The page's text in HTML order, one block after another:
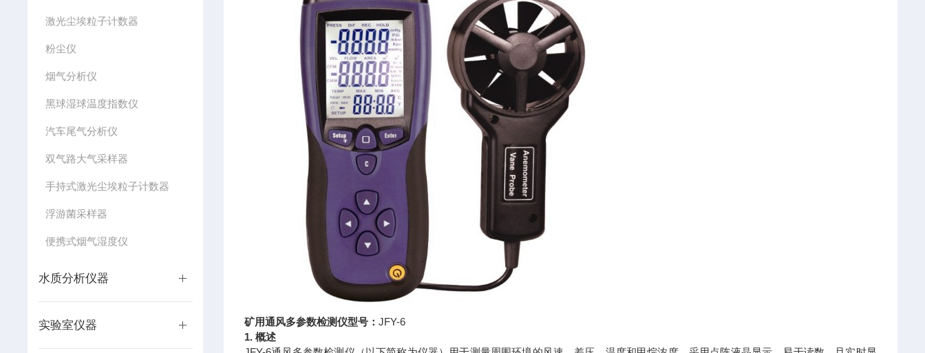
激光尘埃粒子计数器
粉尘仪
烟气分析仪
黑球湿球温度指数仪
汽车尾气分析仪
双气路大气采样器
手持式激光尘埃粒子计数器
浮游菌采样器
便携式烟气湿度仪
水质分析仪器
实验室仪器 矿用通风多参数检测仪型号：JFY-6
1. 概述